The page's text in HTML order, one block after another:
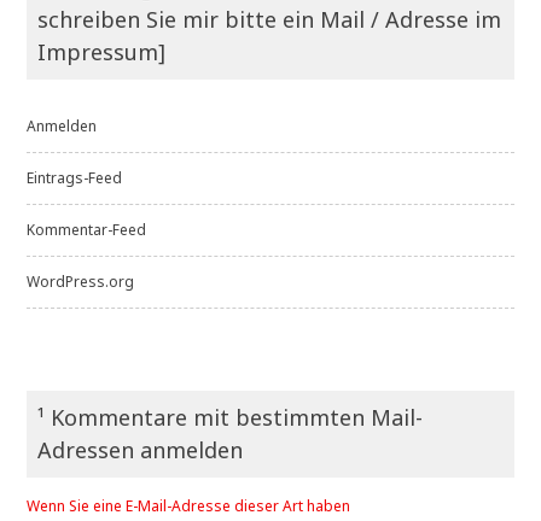
schreiben Sie mir bitte ein Mail / Adresse im
Impressum]
Anmelden
Eintrags-Feed
Kommentar-Feed
WordPress.org
¹ Kommentare mit bestimmten Mail-
Adressen anmelden
Wenn Sie eine E-Mail-Adresse dieser Art haben